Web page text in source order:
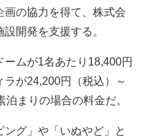
の協力を得て、株式会
開発を支援する。
ムが1名あたり18,400円
ラが24,200円（税込）～
まりの場合の料金だ。
グ」や「いぬやど」と